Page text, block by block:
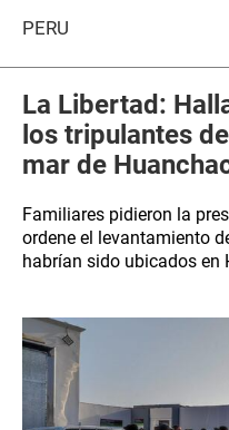
PERÚ
La Libertad:
los tripulantes
mar de
Familiares pidieron la
ordene el levantamiento
habrían sido ubicados en